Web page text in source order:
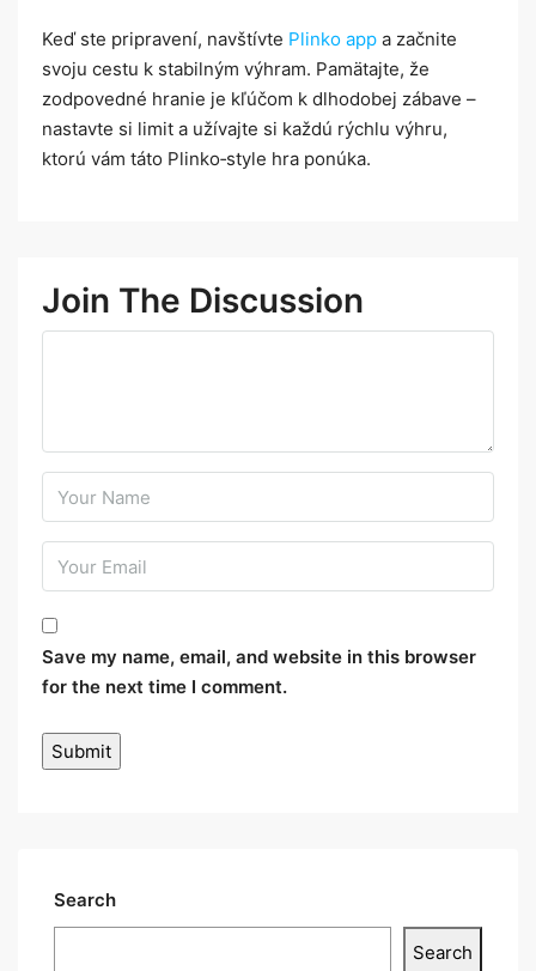
Keď ste pripravení, navštívte Plinko app a začnite
svoju cestu k stabilným výhram. Pamätajte, že
zodpovedné hranie je kľúčom k dlhodobej zábave –
nastavte si limit a užívajte si každú rýchlu výhru,
ktorú vám táto Plinko‑style hra ponúka.
Join The Discussion
Save my name, email, and website in this browser
for the next time I comment.
Search
Search